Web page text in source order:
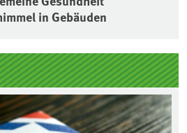
in Gebäuden